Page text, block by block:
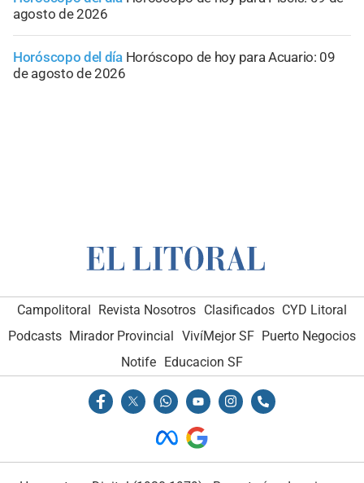
agosto de 2026
Horóscopo del día Horóscopo de hoy para Acuario: 09
de agosto de 2026
Campolitoral Revista Nosotros Clasificados CYD Litoral
Podcasts Mirador Provincial VivíMejor SF Puerto Negocios
Notife Educacion SF